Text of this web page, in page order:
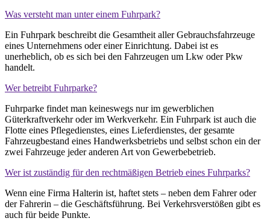
Was versteht man unter einem Fuhrpark?
Ein Fuhrpark beschreibt die Gesamtheit aller Gebrauchsfahrzeuge
eines Unternehmens oder einer Einrichtung. Dabei ist es
unerheblich, ob es sich bei den Fahrzeugen um Lkw oder Pkw
handelt.
Wer betreibt Fuhrparke?
Fuhrparke findet man keineswegs nur im gewerblichen
Güterkraftverkehr oder im Werkverkehr. Ein Fuhrpark ist auch die
Flotte eines Pflegedienstes, eines Lieferdienstes, der gesamte
Fahrzeugbestand eines Handwerksbetriebs und selbst schon ein der
zwei Fahrzeuge jeder anderen Art von Gewerbebetrieb.
Wer ist zuständig für den rechtmäßigen Betrieb eines Fuhrparks?
Wenn eine Firma Halterin ist, haftet stets – neben dem Fahrer oder
der Fahrerin – die Geschäftsführung. Bei Verkehrsverstößen gibt es
auch für beide Punkte.